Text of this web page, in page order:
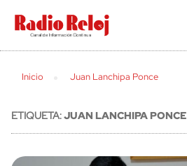
cerrar
Inicio Juan Lanchipa Ponce
ETIQUETA:JUAN LANCHIPA PONCE